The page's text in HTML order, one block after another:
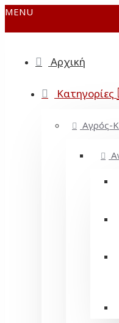
MENU
Αρχική
Κατηγορίες
Αγρός-